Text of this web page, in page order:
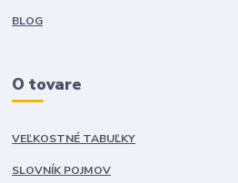
BLOG
O tovare
VEĽKOSTNÉ TABUĽKY
SLOVNÍK POJMOV